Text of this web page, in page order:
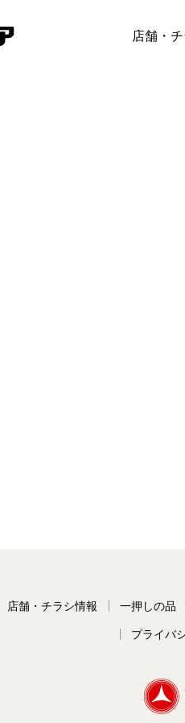
店舗・
店舗・チラシ情報 一押しの品
プライバ